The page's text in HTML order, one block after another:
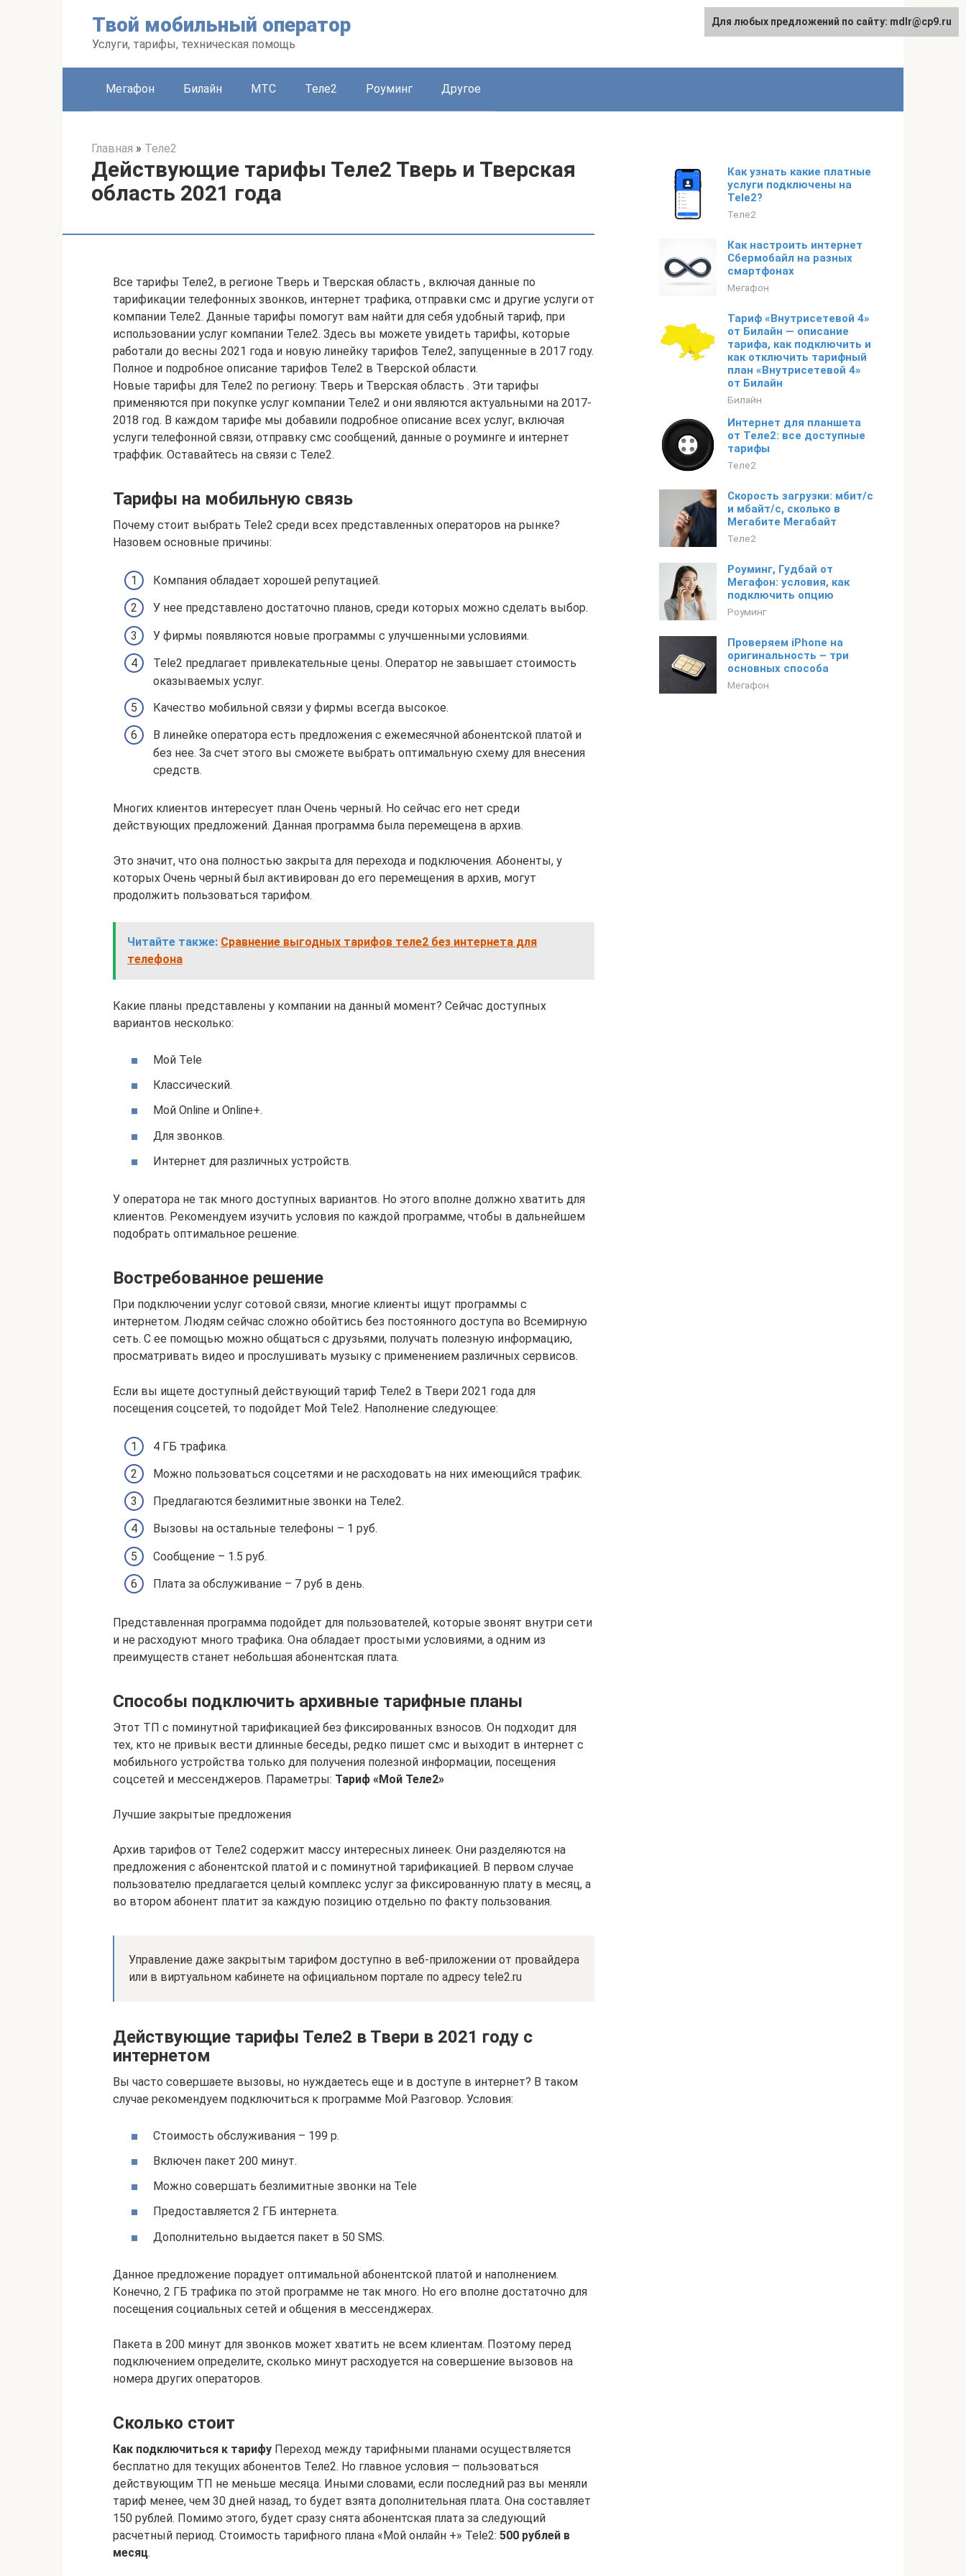
Твой мобильный оператор
Услуги, тарифы, техническая помощь
Мегафон Билайн МТС Теле2 Роуминг Другое
Главная » Теле2
Действующие тарифы Теле2 Тверь и Тверская
область 2021 года
Все тарифы Теле2, в регионе Тверь и Тверская область , включая данные по
тарификации телефонных звонков, интернет трафика, отправки смс и другие услуги от
компании Теле2. Данные тарифы помогут вам найти для себя удобный тариф, при
использовании услуг компании Теле2. Здесь вы можете увидеть тарифы, которые
работали до весны 2021 года и новую линейку тарифов Теле2, запущенные в 2017 году.
Полное и подробное описание тарифов Теле2 в Тверской области.
Новые тарифы для Теле2 по региону: Тверь и Тверская область . Эти тарифы
применяются при покупке услуг компании Теле2 и они являются актуальными на 2017-
2018 год. В каждом тарифе мы добавили подробное описание всех услуг, включая
услуги телефонной связи, отправку смс сообщений, данные о роуминге и интернет
траффик. Оставайтесь на связи с Теле2.
Тарифы на мобильную связь
Почему стоит выбрать Tele2 среди всех представленных операторов на рынке?
Назовем основные причины:
Компания обладает хорошей репутацией.
У нее представлено достаточно планов, среди которых можно сделать выбор.
У фирмы появляются новые программы с улучшенными условиями.
Tele2 предлагает привлекательные цены. Оператор не завышает стоимость
оказываемых услуг.
Качество мобильной связи у фирмы всегда высокое.
В линейке оператора есть предложения с ежемесячной абонентской платой и
без нее. За счет этого вы сможете выбрать оптимальную схему для внесения
средств.
Многих клиентов интересует план Очень черный. Но сейчас его нет среди
действующих предложений. Данная программа была перемещена в архив.
Это значит, что она полностью закрыта для перехода и подключения. Абоненты, у
которых Очень черный был активирован до его перемещения в архив, могут
продолжить пользоваться тарифом.
Читайте также: Сравнение выгодных тарифов теле2 без интернета для
телефона
Какие планы представлены у компании на данный момент? Сейчас доступных
вариантов несколько:
Мой Tele
Классический.
Мой Online и Online+.
Для звонков.
Интернет для различных устройств.
У оператора не так много доступных вариантов. Но этого вполне должно хватить для
клиентов. Рекомендуем изучить условия по каждой программе, чтобы в дальнейшем
подобрать оптимальное решение.
Востребованное решение
При подключении услуг сотовой связи, многие клиенты ищут программы с
интернетом. Людям сейчас сложно обойтись без постоянного доступа во Всемирную
сеть. С ее помощью можно общаться с друзьями, получать полезную информацию,
просматривать видео и прослушивать музыку с применением различных сервисов.
Если вы ищете доступный действующий тариф Теле2 в Твери 2021 года для
посещения соцсетей, то подойдет Мой Tele2. Наполнение следующее:
4 ГБ трафика.
Можно пользоваться соцсетями и не расходовать на них имеющийся трафик.
Предлагаются безлимитные звонки на Теле2.
Вызовы на остальные телефоны – 1 руб.
Сообщение – 1.5 руб.
Плата за обслуживание – 7 руб в день.
Представленная программа подойдет для пользователей, которые звонят внутри сети
и не расходуют много трафика. Она обладает простыми условиями, а одним из
преимуществ станет небольшая абонентская плата.
Способы подключить архивные тарифные планы
Этот ТП с поминутной тарификацией без фиксированных взносов. Он подходит для
тех, кто не привык вести длинные беседы, редко пишет смс и выходит в интернет с
мобильного устройства только для получения полезной информации, посещения
соцсетей и мессенджеров. Параметры: Тариф «Мой Теле2»
Лучшие закрытые предложения
Архив тарифов от Теле2 содержит массу интересных линеек. Они разделяются на
предложения с абонентской платой и с поминутной тарификацией. В первом случае
пользователю предлагается целый комплекс услуг за фиксированную плату в месяц, а
во втором абонент платит за каждую позицию отдельно по факту пользования.
Управление даже закрытым тарифом доступно в веб-приложении от провайдера
или в виртуальном кабинете на официальном портале по адресу tele2.ru
Действующие тарифы Теле2 в Твери в 2021 году с
интернетом
Вы часто совершаете вызовы, но нуждаетесь еще и в доступе в интернет? В таком
случае рекомендуем подключиться к программе Мой Разговор. Условия:
Стоимость обслуживания – 199 р.
Включен пакет 200 минут.
Можно совершать безлимитные звонки на Tele
Предоставляется 2 ГБ интернета.
Дополнительно выдается пакет в 50 SMS.
Данное предложение порадует оптимальной абонентской платой и наполнением.
Конечно, 2 ГБ трафика по этой программе не так много. Но его вполне достаточно для
посещения социальных сетей и общения в мессенджерах.
Пакета в 200 минут для звонков может хватить не всем клиентам. Поэтому перед
подключением определите, сколько минут расходуется на совершение вызовов на
номера других операторов.
Сколько стоит
Как подключиться к тарифу Переход между тарифными планами осуществляется
бесплатно для текущих абонентов Теле2. Но главное условия — пользоваться
действующим ТП не меньше месяца. Иными словами, если последний раз вы меняли
тариф менее, чем 30 дней назад, то будет взята дополнительная плата. Она составляет
150 рублей. Помимо этого, будет сразу снята абонентская плата за следующий
расчетный период. Стоимость тарифного плана «Мой онлайн +» Tele2: 500 рублей в
месяц.
Как узнать какие платные
услуги подключены на
Tele2?
Теле2
Как настроить интернет
Сбермобайл на разных
смартфонах
Мегафон
Тариф «Внутрисетевой 4»
от Билайн — описание
тарифа, как подключить и
как отключить тарифный
план «Внутрисетевой 4»
от Билайн
Билайн
Интернет для планшета
от Теле2: все доступные
тарифы
Теле2
Скорость загрузки: мбит/с
и мбайт/с, сколько в
Мегабите Мегабайт
Теле2
Роуминг, Гудбай от
Мегафон: условия, как
подключить опцию
Роуминг
Проверяем iPhone на
оригинальность – три
основных способа
Мегафон
Для любых предложений по сайту: mdlr@cp9.ru